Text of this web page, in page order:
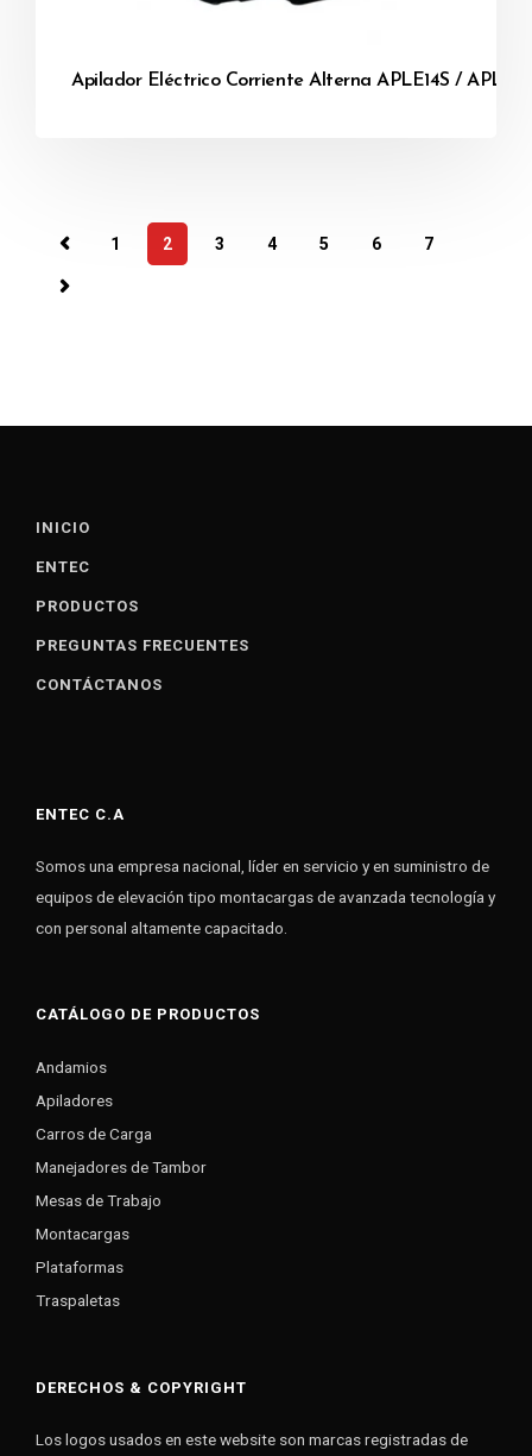
Apilador Eléctrico Corriente Alterna APLE14S /
1 2 3 4 5 6 7
INICIO
ENTEC
PRODUCTOS
PREGUNTAS FRECUENTES
CONTÁCTANOS
ENTEC C.A
Somos una empresa nacional, líder en servicio y en suministro de
equipos de elevación tipo montacargas de avanzada tecnología y
con personal altamente capacitado.
CATÁLOGO DE PRODUCTOS
Andamios
Apiladores
Carros de Carga
Manejadores de Tambor
Mesas de Trabajo
Montacargas
Plataformas
Traspaletas
DERECHOS & COPYRIGHT
Los logos usados en este website son marcas registradas de